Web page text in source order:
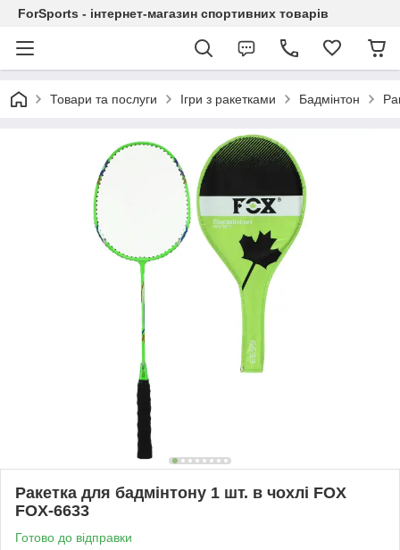
ForSports - інтернет-магазин спортивних товарів
Товари та послуги Ігри з ракетками Бадмінтон
Ракетка для бадмінтону 1 шт. в чохлі FOX
FOX-6633
Готово до відправки